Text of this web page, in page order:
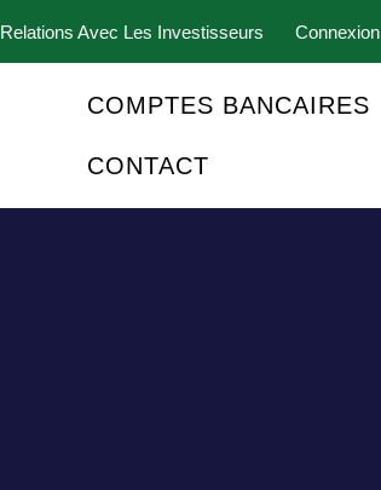
Relations Avec Les Investisseurs Connexion
COMPTES BANCAIRES
CONTACT